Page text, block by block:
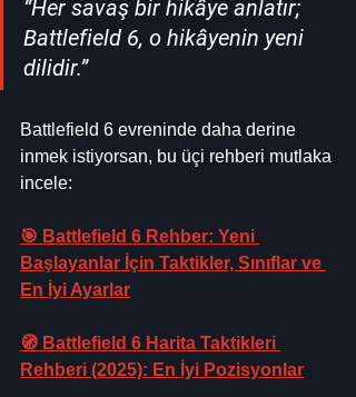
“Her savaş bir hikâye anlatır;
Battlefield 6, o hikâyenin yeni
dilidir.”
Battlefield 6 evreninde daha derine
inmek istiyorsan, bu üçi rehberi mutlaka
incele:
🎯 Battlefield 6 Rehber: Yeni
Başlayanlar İçin Taktikler, Sınıflar ve
En İyi Ayarlar
🧭 Battlefield 6 Harita Taktikleri
Rehberi (2025): En İyi Pozisyonlar